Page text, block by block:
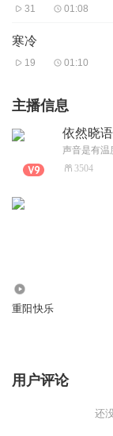
31 01:08
寒冷
19 01:10
主播信息
依然晓语
声音是有温
3504
重阳快乐
用户评论
还